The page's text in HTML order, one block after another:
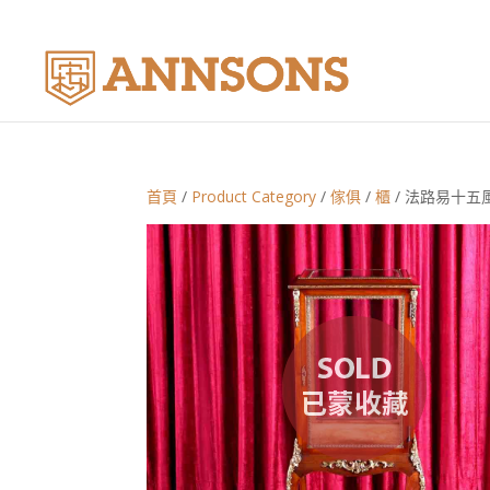
首頁 / Product Category /傢俱 /櫃 / 法路易十五